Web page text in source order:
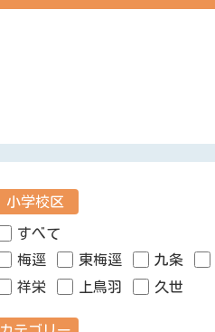
小学校区
すべて
梅逕
東梅逕 九条
祥栄
上鳥羽 久世